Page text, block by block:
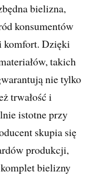
bielizna,
konsumentów
komfort. Dzięki
takich
nie tylko
trwałość i
istotne przy
skupia się
produkcji,
bielizny